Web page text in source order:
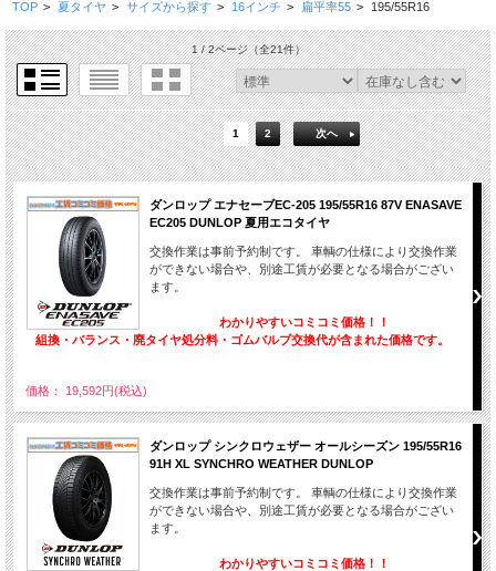
TOP > 夏タイヤ > サイズから探す > 16インチ > 扁平率55 > 195/55R16
1 / 2ページ（全21件）
1 2 次へ
ダンロップ エナセーブEC-205 195/55R16 87V ENASAVE
EC205 DUNLOP 夏用エコタイヤ
交換作業は事前予約制です。 車輌の仕様により交換作業
ができない場合や、別途工賃が必要となる場合がござい
ます。
わかりやすいコミコミ価格！！
組換・バランス・廃タイヤ処分料・ゴムバルブ交換代が含まれた価格です。
価格： 19,592円(税込)
ダンロップ シンクロウェザー オールシーズン 195/55R16
91H XL SYNCHRO WEATHER DUNLOP
交換作業は事前予約制です。 車輌の仕様により交換作業
ができない場合や、別途工賃が必要となる場合がござい
ます。
わかりやすいコミコミ価格！！